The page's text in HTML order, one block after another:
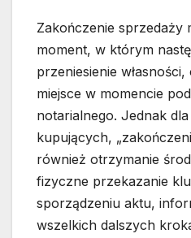
Zakończenie sprzedaży
moment, w którym
przeniesienie
miejsce w momencie
notarialnego. Jednak
kupujących,
również otrzymanie
fizyczne przekazanie
sporządzeniu aktu,
wszelkich dalszych